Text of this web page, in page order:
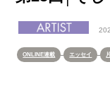
ONLINE連載 エッセイ